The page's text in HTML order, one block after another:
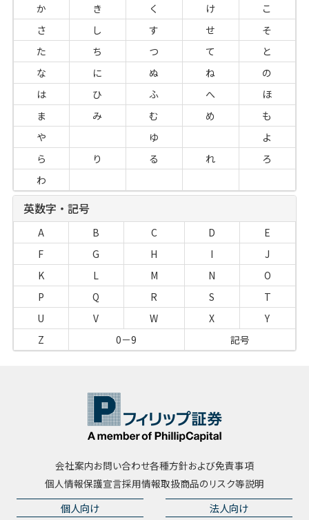
か
き く け
こ
さ
し す せ
そ
た
ち つ て
と
な
に ぬ ね
の
は
ひ ふ へ
ほ
ま
み む め
も
や
ゆ
よ
ら
り る れ
ろ
わ
英数字・記号
A B C D
E
F
G H I
J
K
L M N
O
P
Q R S
T
U
V W X
Y
Z
0－9 記号
会社案内お問い合わせ各種方針および免責事項
個人情報保護宣言採用情報取扱商品のリスク等説明
個人向け 法人向け